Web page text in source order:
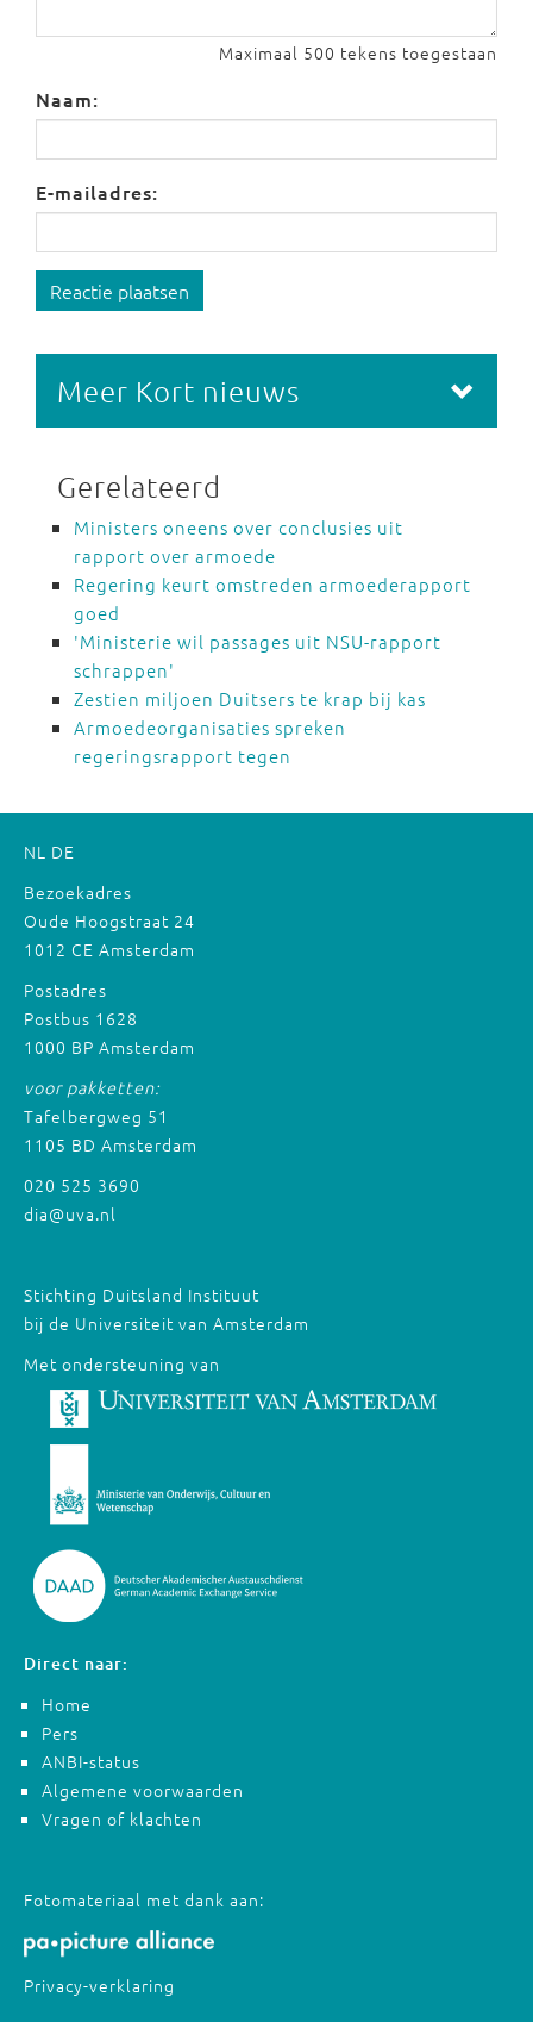
Maximaal 500 tekens toegestaan
Naam:
E-mailadres:
Reactie plaatsen
Meer Kort nieuws
Gerelateerd
Ministers oneens over conclusies uit
rapport over armoede
Regering keurt omstreden armoederapport
goed
'Ministerie wil passages uit NSU-rapport
schrappen'
Zestien miljoen Duitsers te krap bij kas
Armoedeorganisaties spreken
regeringsrapport tegen
NL DE
Bezoekadres
Oude Hoogstraat 24
1012 CE Amsterdam
Postadres
Postbus 1628
1000 BP Amsterdam
voor pakketten:
Tafelbergweg 51
1105 BD Amsterdam
020 525 3690
dia@uva.nl
Stichting Duitsland Instituut
bij de Universiteit van Amsterdam
Met ondersteuning van
Direct naar:
Home
Pers
ANBI-status
Algemene voorwaarden
Vragen of klachten
Fotomateriaal met dank aan:
Privacy-verklaring